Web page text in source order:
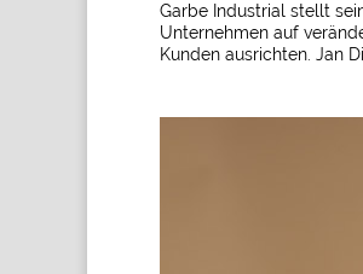
Garbe Industrial stellt
Unternehmen auf
Kunden ausrichten. Jan